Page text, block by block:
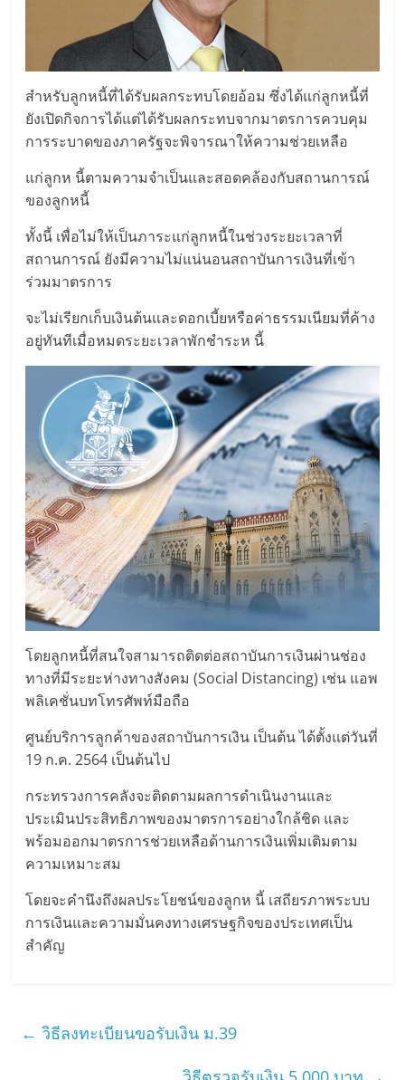
สำหรับลูกหนี้ที่ได้รับผลกระทบโดยอ้อม ซึ่งได้แก่ลูกหนี้ที่
ยังเปิดกิจการได้แต่ได้รับผลกระทบจากมาตรการควบคุม
การระบาดของภาครัฐจะพิจารณาให้ความช่วยเหลือ
แก่ลูกห นี้ตามความจำเป็นและสอดคล้องกับสถานการณ์
ของลูกหนี้
ทั้งนี้ เพื่อไม่ให้เป็นภาระแก่ลูกหนี้ในช่วงระยะเวลาที่
สถานการณ์ ยังมีความไม่แน่นอนสถาบันการเงินที่เข้า
ร่วมมาตรการ
จะไม่เรียกเก็บเงินต้นและดอกเบี้ยหรือค่าธรรมเนียมที่ค้าง
อยู่ทันทีเมื่อหมดระยะเวลาพักชำระห นี้
โดยลูกหนี้ที่สนใจสามารถติดต่อสถาบันการเงินผ่านช่อง
ทางที่มีระยะห่างทางสังคม (Social Distancing) เช่น แอพ
พลิเคชั่นบทโทรศัพท์มือถือ
ศูนย์บริการลูกค้าของสถาบันการเงิน เป็นต้น ได้ตั้งแต่วันที่
19 ก.ค. 2564 เป็นต้นไป
กระทรวงการคลังจะติดตามผลการดำเนินงานและ
ประเมินประสิทธิภาพของมาตรการอย่างใกล้ชิด และ
พร้อมออกมาตรการช่วยเหลือด้านการเงินเพิ่มเติมตาม
ความเหมาะสม
โดยจะคำนึงถึงผลประโยชน์ของลูกห นี้ เสถียรภาพระบบ
การเงินและความมั่นคงทางเศรษฐกิจของประเทศเป็น
สำคัญ
← วิธีลงทะเบียนขอรับเงิน ม.39